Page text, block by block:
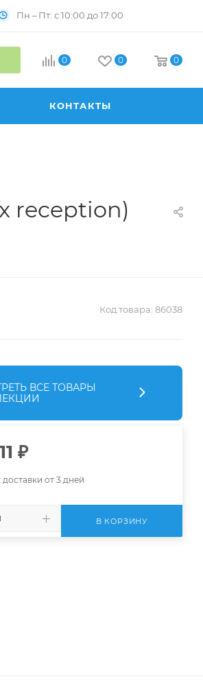
Пн – Пт: с 10:00 до 17:00
0 0 0
КОНТАКТЫ
reception)
Код товара: 86038
ВСЕ ТОВАРЫ
₽
от 3 дней
В КОРЗИНУ